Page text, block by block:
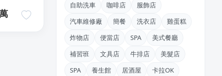
苗栗縣｜預算 30萬~50萬元
自助洗車
咖啡店
服飾店
汽車維修廠
簡餐 洗衣店
雞蛋糕
炸物店
便當店 SPA
美式餐廳
補習班
文具店 牛排店
美髮店
SPA
養生館 居酒屋 卡拉OK